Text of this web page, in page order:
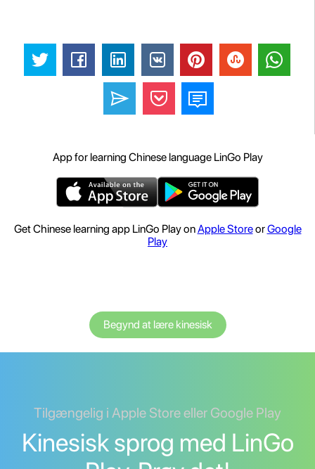
App for learning Chinese language LinGo Play
Get Chinese learning app LinGo Play onApple StoreorGoogle
Play
Begynd at lære kinesisk
Tilgængelig i Apple Store eller Google Play
Kinesisk sprog med LinGo